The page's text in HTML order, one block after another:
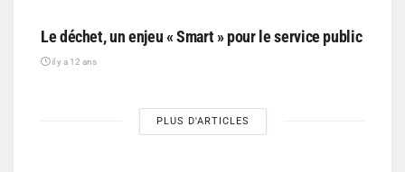
Le déchet, un enjeu « Smart » pour le service public
il y a 12 ans
PLUS D'ARTICLES